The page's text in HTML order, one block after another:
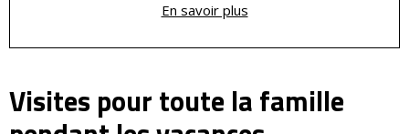
En savoir plus
Visites pour toute la famille